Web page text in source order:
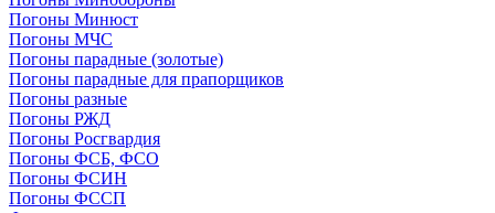
Погоны Минюст
Погоны МЧС
Погоны парадные (золотые)
Погоны парадные для прапорщиков
Погоны разные
Погоны РЖД
Погоны Росгвардия
Погоны ФСБ, ФСО
Погоны ФСИН
Погоны ФССП